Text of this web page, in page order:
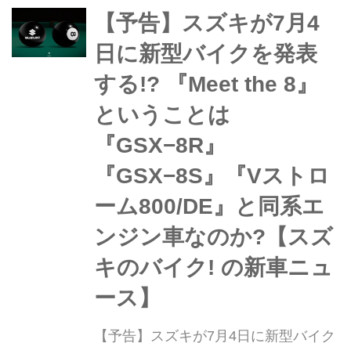
会場で今年もVストロームオーナーに
突撃インタビュー!今年はどんなライダ
ーに出会えるのか......!?
【予告】スズキが7月4
日に新型バイクを発表
する!? 『Meet the 8』
ということは
『GSX−8R』
『GSX−8S』『Vストロ
ーム800/DE』と同系エ
ンジン車なのか?【スズ
キのバイク! の新車ニュ
ース】
【予告】スズキが7月4日に新型バイク